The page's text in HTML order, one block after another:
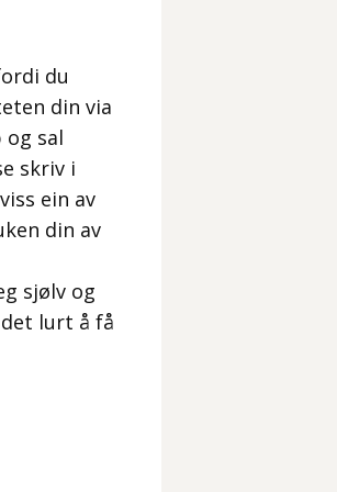
du
din via
og sal
skriv i
ein av
din av
sjølv og
lurt å få